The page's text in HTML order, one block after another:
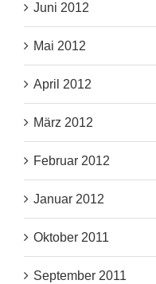
Juni 2012
Mai 2012
April 2012
März 2012
Februar 2012
Januar 2012
Oktober 2011
September 2011